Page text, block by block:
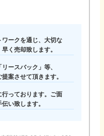
ークを通じ、大切な
く売却致します。
ースバック」等、
案させて頂きます。
行っております。ご面
い致します。